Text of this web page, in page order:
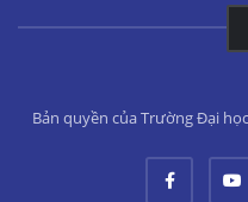
Bản quyền của Trường Đại